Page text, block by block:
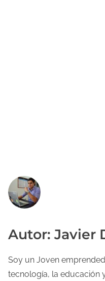
Autor: Javier
Soy un Joven
tecnología, la educación